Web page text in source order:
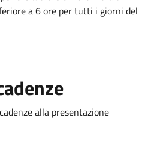
a 6 ore per tutti i giorni del
alla presentazione